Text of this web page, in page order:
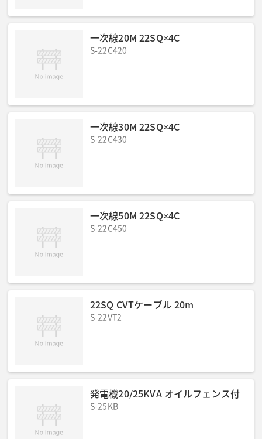
一次線20M 22SQ×4C
S-22C420
一次線30M 22SQ×4C
S-22C430
一次線50M 22SQ×4C
S-22C450
22SQ CVTケーブル 20m
S-22VT2
発電機20/25KVA オイルフェンス付
S-25KB